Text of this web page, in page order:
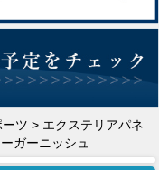
ーツ > エクステリアパネ
ガーニッシュ